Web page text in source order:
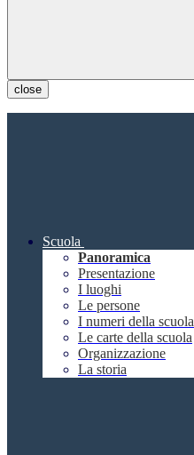
close
Scuola
Panoramica
Presentazione
I luoghi
Le persone
I numeri della scuola
Le carte della scuola
Organizzazione
La storia